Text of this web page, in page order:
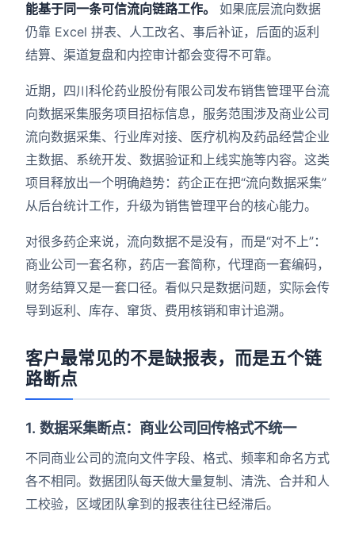
能基于同一条可信流向链路工作。
如果底层流向数据
仍靠 Excel 拼表、人工改名、事后补证，后面的返利
结算、渠道复盘和内控审计都会变得不可靠。
近期，四川科伦药业股份有限公司发布销售管理平台流
向数据采集服务项目招标信息，服务范围涉及商业公司
流向数据采集、行业库对接、医疗机构及药品经营企业
主数据、系统开发、数据验证和上线实施等内容。这类
项目释放出一个明确趋势：药企正在把“流向数据采集”
从后台统计工作，升级为销售管理平台的核心能力。
对很多药企来说，流向数据不是没有，而是“对不上”：
商业公司一套名称，药店一套简称，代理商一套编码，
财务结算又是一套口径。看似只是数据问题，实际会传
导到返利、库存、窜货、费用核销和审计追溯。
客户最常见的不是缺报表，而是五个链
路断点
1. 数据采集断点：商业公司回传格式不统一
不同商业公司的流向文件字段、格式、频率和命名方式
各不相同。数据团队每天做大量复制、清洗、合并和人
工校验，区域团队拿到的报表往往已经滞后。